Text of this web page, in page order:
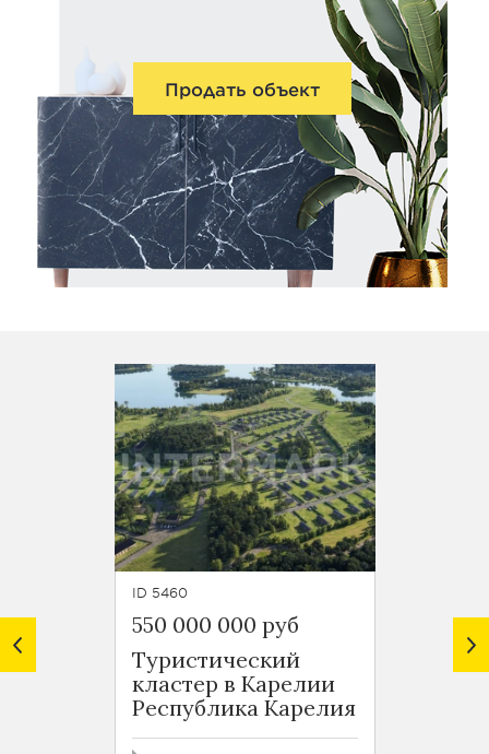
Продать объект
ID 5460
550 000 000 руб
Туристический
кластер в Карелии
Республика Карелия
139